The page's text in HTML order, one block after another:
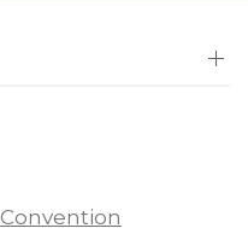
Convention